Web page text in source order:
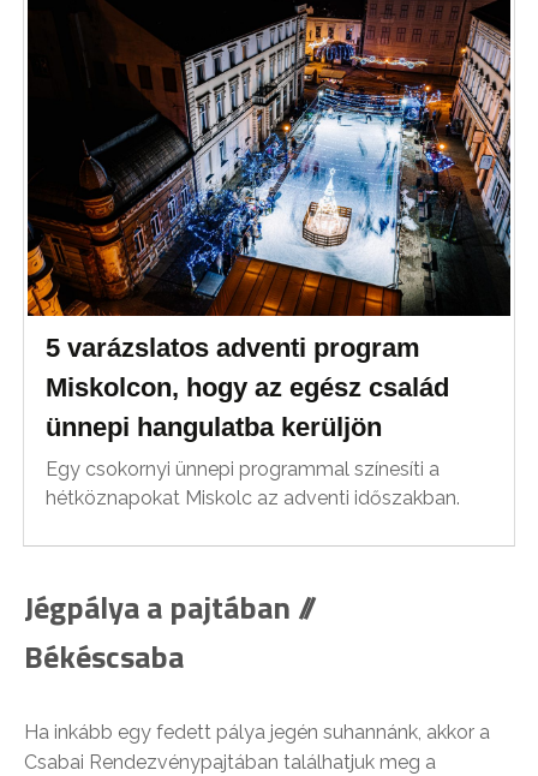
5 varázslatos adventi program
Miskolcon, hogy az egész család
ünnepi hangulatba kerüljön
Egy csokornyi ünnepi programmal színesíti a
hétköznapokat Miskolc az adventi időszakban.
Jégpálya a pajtában //
Békéscsaba
Ha inkább egy fedett pálya jegén suhannánk, akkor a
Csabai Rendezvénypajtában találhatjuk meg a